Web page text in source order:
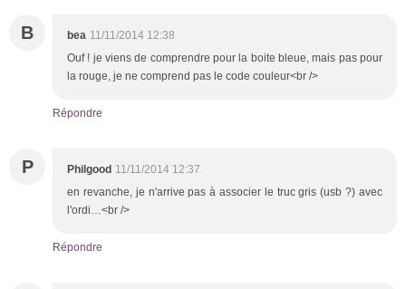
B bea 11/11/2014 12:38
Ouf ! je viens de comprendre pour la boite bleue, mais pas pour
la rouge, je ne comprend pas le code couleur<br />
Répondre
P Philgood 11/11/2014 12:37
en revanche, je n'arrive pas à associer le truc gris (usb ?) avec
l'ordi…<br />
Répondre